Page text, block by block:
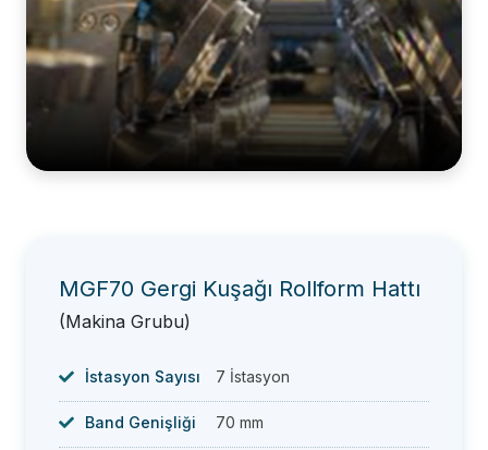
MGF70 Gergi Kuşağı Rollform Hattı
(Makina Grubu)
İstasyon Sayısı 7 İstasyon
Band Genişliği 70 mm